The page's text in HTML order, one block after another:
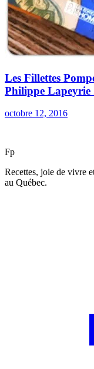
Les Fillettes
Philippe Lapeyrie
octobre 12, 2016
Fp
Recettes, joie de vivre
au Québec.